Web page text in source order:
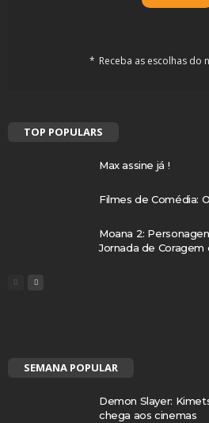
Receba as escolhas do
TOP POPULARS
Max assine já !
Filmes de Comédia:
Moana 2:
Jornada de Coragem
SEMANA POPULAR
Demon Slayer:
chega aos cinemas